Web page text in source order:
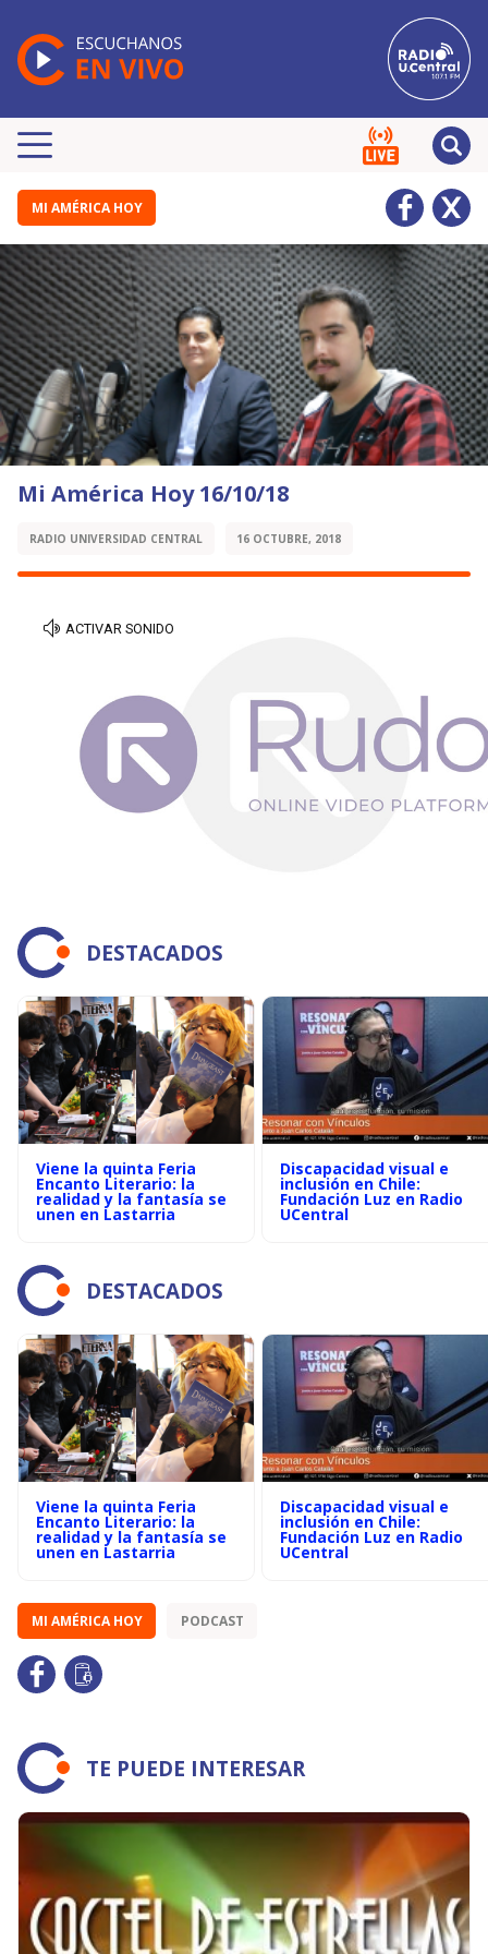
MI AMÉRICA HOY
Mi América Hoy 16/10/18
RADIO UNIVERSIDAD CENTRAL 16 OCTUBRE, 2018
DESTACADOS
Viene la quinta Feria
Encanto Literario: la
realidad y la fantasía se
unen en Lastarria
Discapacidad visual e
inclusión en Chile:
Fundación Luz en Radio
UCentral
DESTACADOS
Viene la quinta Feria
Encanto Literario: la
realidad y la fantasía se
unen en Lastarria
Discapacidad visual e
inclusión en Chile:
Fundación Luz en Radio
UCentral
MI AMÉRICA HOY PODCAST
TE PUEDE INTERESAR